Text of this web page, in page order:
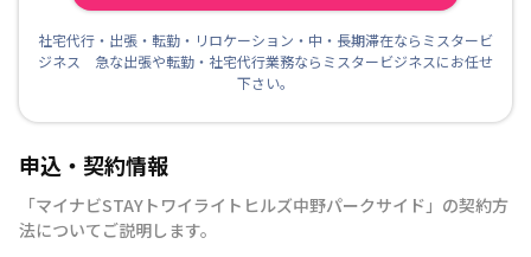
社宅代行・出張・転勤・リロケーション・中・長期滞在ならミスタービ
ジネス 急な出張や転勤・社宅代行業務ならミスタービジネスにお任せ
下さい。
申込・契約情報
「マイナビSTAYトワイライトヒルズ中野パークサイド 」の契約方
法についてご説明します。